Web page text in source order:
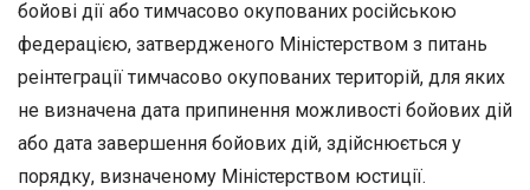
бойові дії або тимчасово окупованих російською
федерацією, затвердженого Міністерством з питань
реінтеграції тимчасово окупованих територій, для яких
не визначена дата припинення можливості бойових дій
або дата завершення бойових дій, здійснюється у
порядку, визначеному Міністерством юстиції.